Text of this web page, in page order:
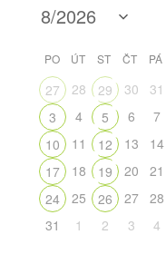
PO ÚT ST ČT PÁ
27 28 29 30 31
3
4 5 6 7
10
11 12 13 14
17
18 19 20 21
24
25 26 27 28
31
1 2 3 4